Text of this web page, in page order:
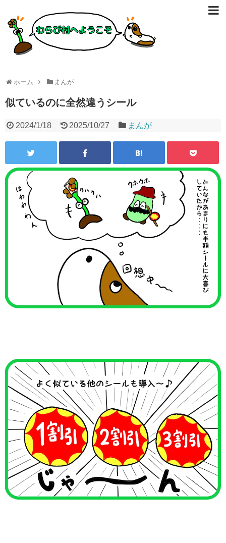
ホーム まんが
似ているのに全然違うシール
2024/1/18 2025/10/27 まんが